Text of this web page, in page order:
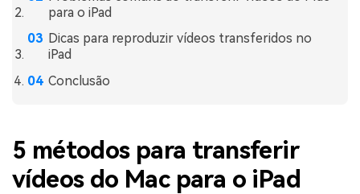
para o iPad
Dicas para reproduzir vídeos transferidos no
iPad
Conclusão
5 métodos para transferir
vídeos do Mac para o iPad